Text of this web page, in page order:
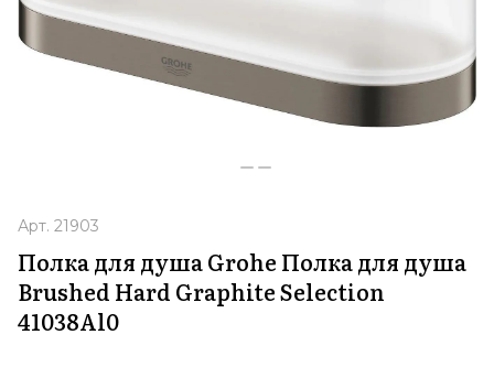
Арт. 21903
Полка для душа Grohe Полка для душа
Brushed Hard Graphite Selection
41038Al0